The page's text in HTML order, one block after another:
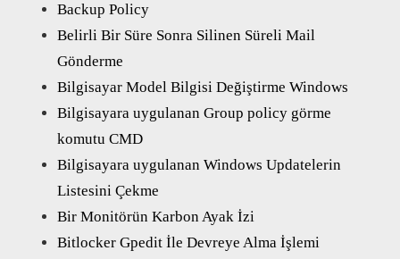
Backup Policy
Belirli Bir Süre Sonra Silinen Süreli Mail
Gönderme
Bilgisayar Model Bilgisi Değiştirme Windows
Bilgisayara uygulanan Group policy görme
komutu CMD
Bilgisayara uygulanan Windows Updatelerin
Listesini Çekme
Bir Monitörün Karbon Ayak İzi
Bitlocker Gpedit İle Devreye Alma İşlemi